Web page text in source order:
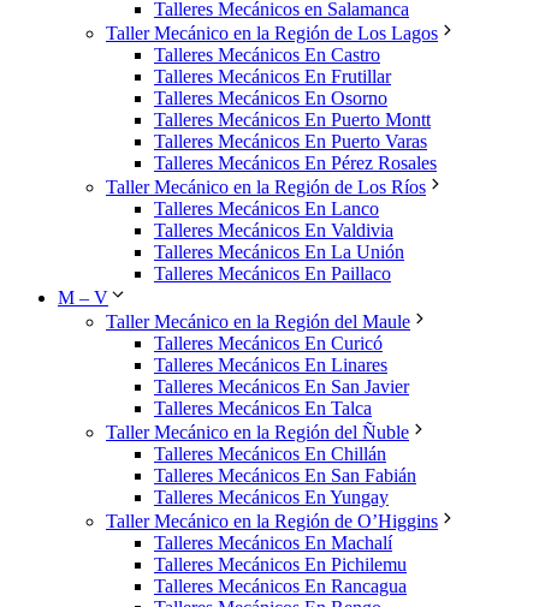
Talleres Mecánicos en Salamanca
Taller Mecánico en la Región de Los Lagos
Talleres Mecánicos En Castro
Talleres Mecánicos En Frutillar
Talleres Mecánicos En Osorno
Talleres Mecánicos En Puerto Montt
Talleres Mecánicos En Puerto Varas
Talleres Mecánicos En Pérez Rosales
Taller Mecánico en la Región de Los Ríos
Talleres Mecánicos En Lanco
Talleres Mecánicos En Valdivia
Talleres Mecánicos En La Unión
Talleres Mecánicos En Paillaco
M – V
Taller Mecánico en la Región del Maule
Talleres Mecánicos En Curicó
Talleres Mecánicos En Linares
Talleres Mecánicos En San Javier
Talleres Mecánicos En Talca
Taller Mecánico en la Región del Ñuble
Talleres Mecánicos En Chillán
Talleres Mecánicos En San Fabián
Talleres Mecánicos En Yungay
Taller Mecánico en la Región de O’Higgins
Talleres Mecánicos En Machalí
Talleres Mecánicos En Pichilemu
Talleres Mecánicos En Rancagua